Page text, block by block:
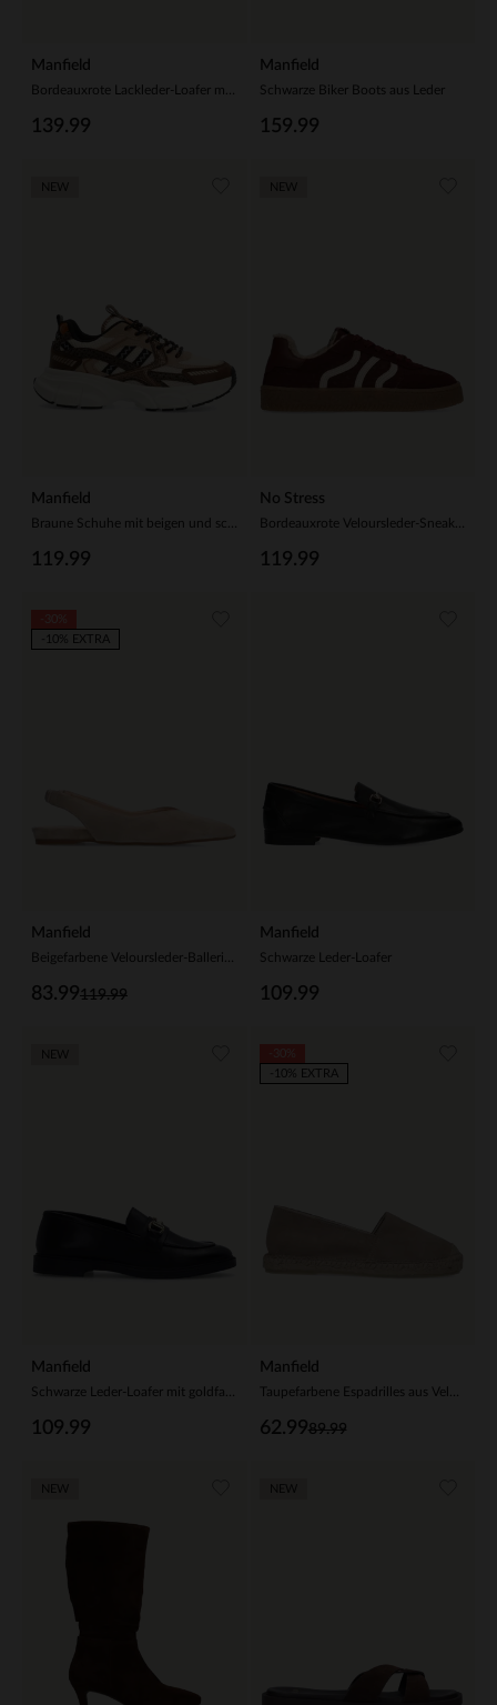
Manfield
139.99
Manfield
Schwarze Biker Boots aus Leder
159.99
Manfield
119.99
No Stress
119.99
Manfield
119.99
83.99
-10% EXTRA
Manfield
Schwarze Leder-Loafer
109.99
Manfield
109.99
Manfield
89.99
62.99
-10% EXTRA